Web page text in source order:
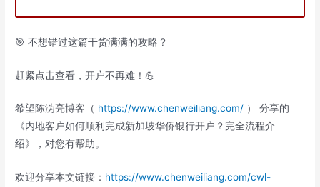
🎯 不想错过这篇干货满满的攻略？
赶紧点击查看，开户不再难！💪
希望陈沩亮博客（ https://www.chenweiliang.com/ ） 分享的
《内地客户如何顺利完成新加坡华侨银行开户？完全流程介
绍》，对您有帮助。
欢迎分享本文链接： https://www.chenweiliang.com/cwl-